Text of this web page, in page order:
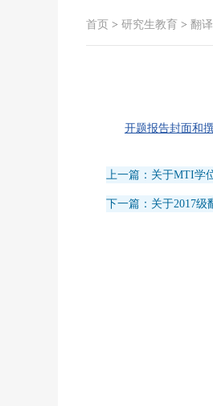
首页 > 研究生教育 > 翻
开题报告封面和
上一篇：关于MTI学
下一篇：关于2017